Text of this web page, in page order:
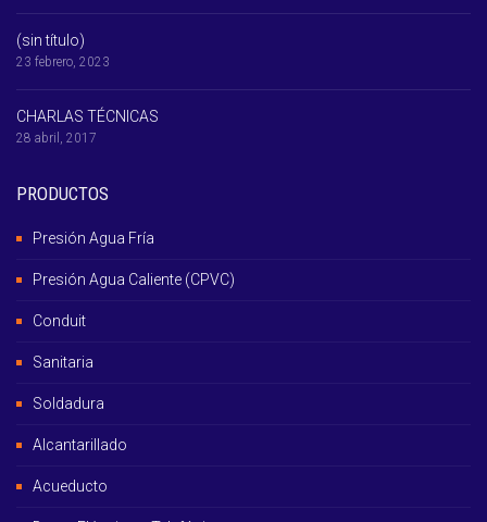
(sin título)
23 febrero, 2023
CHARLAS TÉCNICAS
28 abril, 2017
PRODUCTOS
Presión Agua Fría
Presión Agua Caliente (CPVC)
Conduit
Sanitaria
Soldadura
Alcantarillado
Acueducto